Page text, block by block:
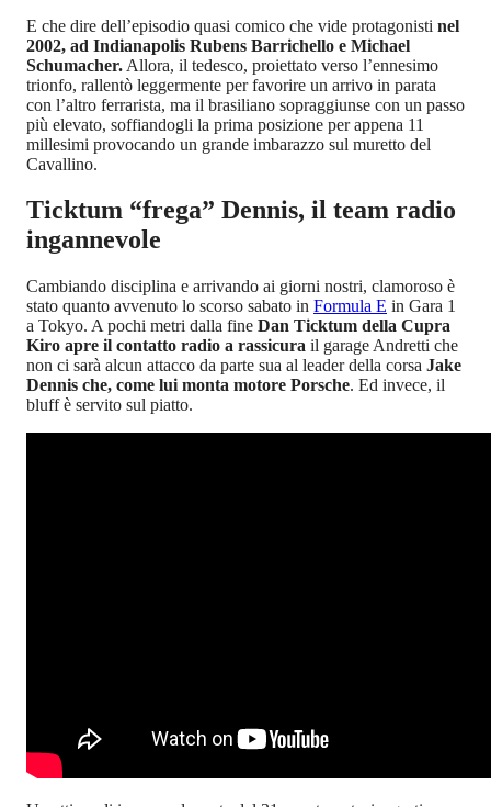
E che dire dell’episodio quasi comico che vide protagonisti nel
2002, ad Indianapolis Rubens Barrichello e Michael
Schumacher. Allora, il tedesco, proiettato verso l’ennesimo
trionfo, rallentò leggermente per favorire un arrivo in parata
con l’altro ferrarista, ma il brasiliano sopraggiunse con un passo
più elevato, soffiandogli la prima posizione per appena 11
millesimi provocando un grande imbarazzo sul muretto del
Cavallino.
Ticktum “frega” Dennis, il team radio
ingannevole
Cambiando disciplina e arrivando ai giorni nostri, clamoroso è
stato quanto avvenuto lo scorso sabato in Formula E in Gara 1
a Tokyo. A pochi metri dalla fine Dan Ticktum della Cupra
Kiro apre il contatto radio a rassicura il garage Andretti che
non ci sarà alcun attacco da parte sua al leader della corsa Jake
Dennis che, come lui monta motore Porsche. Ed invece, il
bluff è servito sul piatto.